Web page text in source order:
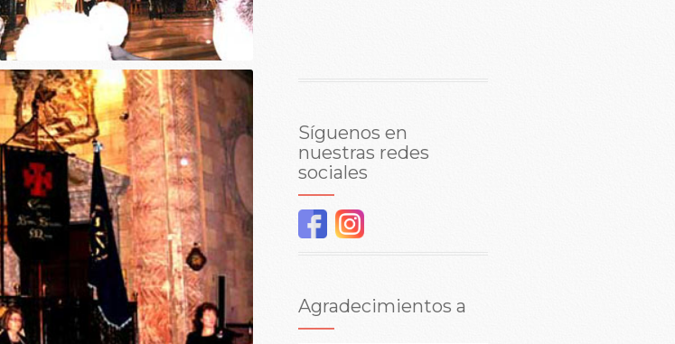
Síguenos en
nuestras redes
sociales
Agradecimientos a